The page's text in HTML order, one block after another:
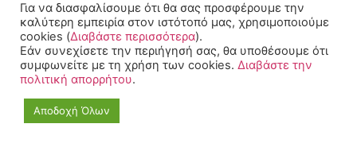
© 2022-2025 All rights
Reserved.
Για να διασφαλίσουμε ότι θα σας προσφέρουμε την
καλύτερη εμπειρία στον ιστότοπό μας, χρησιμοποιούμε
cookies (Διαβάστε περισσότερα).
Εάν συνεχίσετε την περιήγησή σας, θα υποθέσουμε ότι
συμφωνείτε με τη χρήση των cookies. Διαβάστε την
πολιτική απορρήτου.
Αποδοχή Όλων